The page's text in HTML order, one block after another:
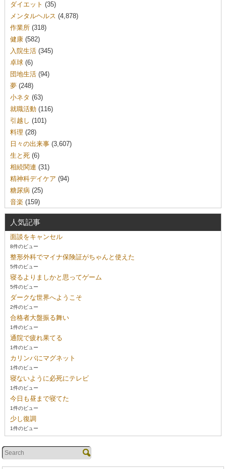
ダイエット (35)
メンタルヘルス (4,878)
作業所(318)
健康(582)
入院生活(345)
卓球(6)
団地生活(94)
夢(248)
小ネタ (63)
就職活動(116)
引越し (101)
料理 (28)
日々の出来事(3,607)
生と死(6)
相続関連 (31)
精神科デイケア (94)
糖尿病 (25)
音楽(159)
人気記事
面談をキャンセル
8件のビュー
整形外科でマイナ保険証がちゃんと使えた
5件のビュー
寝るよりましかと思ってゲーム
5件のビュー
ダークな世界へようこそ
2件のビュー
合格者大盤振る舞い
1件のビュー
通院で疲れ果てる
1件のビュー
カリンバにマグネット
1件のビュー
寝ないように必死にテレビ
1件のビュー
今日も昼まで寝てた
1件のビュー
少し復調
1件のビュー